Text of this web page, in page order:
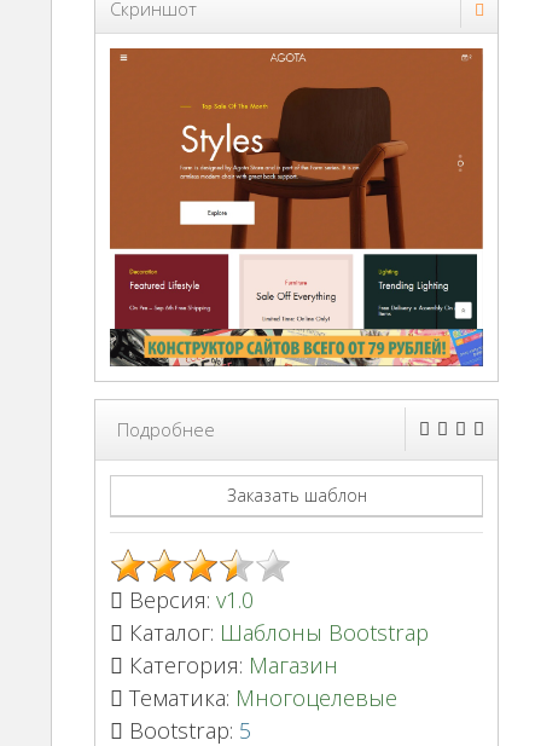
Скриншот
Подробнее
Заказать шаблон
Версия: v1.0
Каталог: Шаблоны Bootstrap
Категория: Магазин
Тематика: Многоцелевые
Bootstrap: 5